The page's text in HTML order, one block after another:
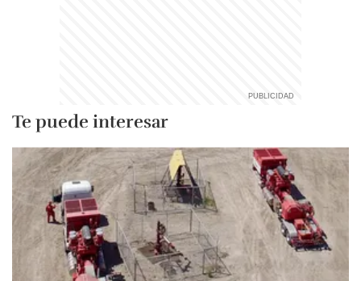
Te puede interesar